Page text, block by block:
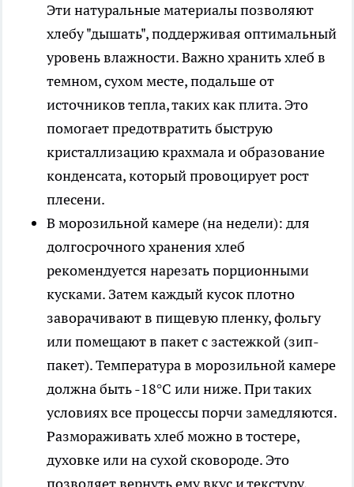
Эти натуральные материалы позволяют
хлебу "дышать", поддерживая оптимальный
уровень влажности. Важно хранить хлеб в
темном, сухом месте, подальше от
источников тепла, таких как плита. Это
помогает предотвратить быструю
кристаллизацию крахмала и образование
конденсата, который провоцирует рост
плесени.
В морозильной камере (на недели): для
долгосрочного хранения хлеб
рекомендуется нарезать порционными
кусками. Затем каждый кусок плотно
заворачивают в пищевую пленку, фольгу
или помещают в пакет с застежкой (зип-
пакет). Температура в морозильной камере
должна быть -18°C или ниже. При таких
условиях все процессы порчи замедляются.
Размораживать хлеб можно в тостере,
духовке или на сухой сковороде. Это